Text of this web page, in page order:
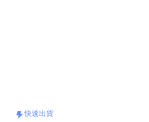
快速出貨